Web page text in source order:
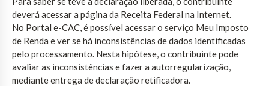
deverá acessar a página da Receita Federal na Internet.
No Portal e-CAC, é possível acessar o serviço Meu Imposto
de Renda e ver se há inconsistências de dados identificadas
pelo processamento. Nesta hipótese, o contribuinte pode
avaliar as inconsistências e fazer a autorregularização,
mediante entrega de declaração retificadora.